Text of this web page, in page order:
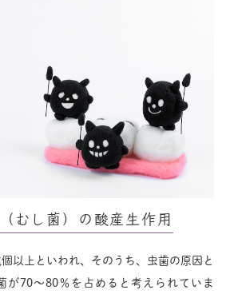
むし菌）の酸産生作用
以上といわれ、そのうち、虫歯の原因と
が70～80％を占めると考えられていま